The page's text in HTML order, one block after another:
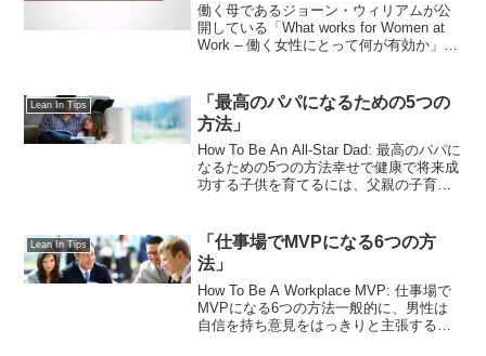
働く母であるジョーン・ウィリアムが公
開している「What works for Women at
Work – 働く女性にとって何が有効か」で
ン・ウィリアムです。今回は、...
Lean In Tips
「最高のパパになるための5つの
方法」
How To Be An All-Star Dad: 最高のパパに
なるための5つの方法幸せで健康で将来成
功する子供を育てるには、父親の子育て
と、子供たちに良い影響がある...
Lean In Tips
「仕事場でMVPになる6つの方
法」
How To Be A Workplace MVP: 仕事場で
MVPになる6つの方法一般的に、男性は
自信を持ち意見をはっきりと主張する事